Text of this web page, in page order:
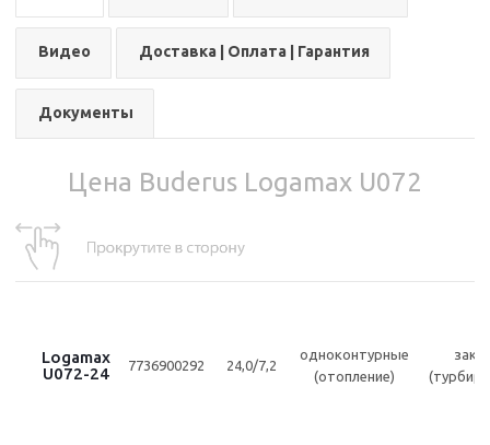
Видео Доставка | Оплата | Гарантия
Документы
Цена Buderus Logamax U072
Logamax
U072-24
7736900292 24,0/7,2
одноконтурные
(отопление)